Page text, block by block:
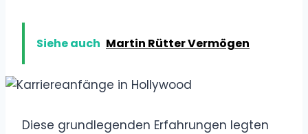
Siehe auch Martin Rütter Vermögen
Diese grundlegenden Erfahrungen legten